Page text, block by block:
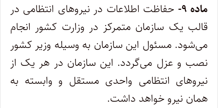
ماده ۹-
حفاظت اطلاعات در نیروهای انتظامی در
قالب یک سازمان متمرکز در وزارت کشور انجام
می‌شود. مسئول این سازمان به وسیله وزیر کشور
نصب و عزل می‌گردد. این سازمان در هر یک از
نیروهای انتظامی واحدی مستقل و وابسته به
همان نیرو خواهد داشت.